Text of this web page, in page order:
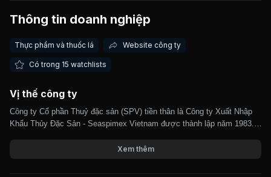
11/09/2020 Cổ tức bằng Tiền, tỷ lệ 5%
07/06/2019
Thông tin doanh nghiệp
Thực phẩm và thuốc lá Website công ty
Có trong 15 watchlists
Vị thế công ty
Công ty Cổ phần Thuỷ đặc sản (SPV) tiền thân là Công ty Xuất Nhập
Khẩu Thủy Đặc Sản - Seaspimex Vietnam được thành lập năm 1983.
đông lạnh từ hải sản, nông sản. Các nhà máy của công ty có tổng công
suất chế biến 17.000 tấn/năm. Ngoài được tiêu thụ trong nước, sản
phẩm của công ty còn được xuất khẩu ra 24 quốc gia trên thế giới
Xem thêm